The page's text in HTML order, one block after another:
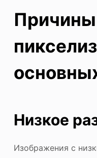
Причины
Низкое
Изображения с